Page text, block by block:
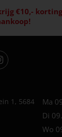
€10,-
1, 5684
Ma
Di
Wo